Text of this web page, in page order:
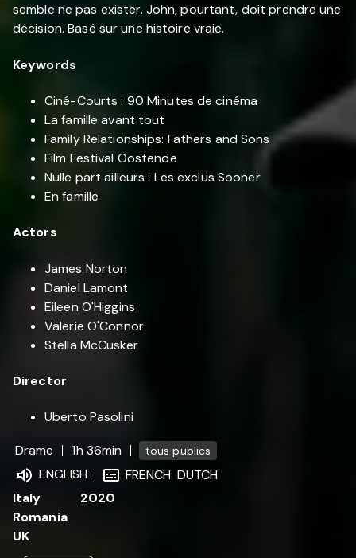
semble ne pas exister. John, pourtant, doit prendre une
décision. Basé sur une histoire vraie.
Keywords
Ciné-Courts : 90 Minutes de cinéma
La famille avant tout
Family Relationships: Fathers and Sons
Film Festival Oostende
Nulle part ailleurs : Les exclus Sooner
En famille
Actors
James Norton
Daniel Lamont
Eileen O'Higgins
Valerie O'Connor
Stella McCusker
Director
Uberto Pasolini
Drame
1h 36min tous publics
ENGLISH FRENCH DUTCH
Italy
Romania
UK
2020